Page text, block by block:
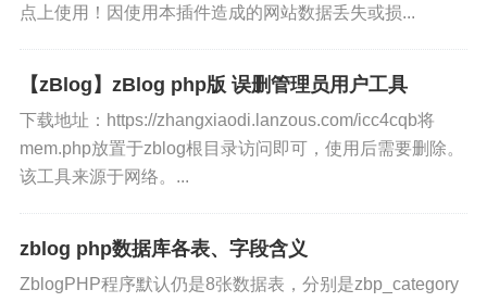
点上使用！因使用本插件造成的网站数据丢失或损...
【zBlog】zBlog php版 误删管理员用户工具
下载地址：https://zhangxiaodi.lanzous.com/icc4cqb将
mem.php放置于zblog根目录访问即可，使用后需要删除。
该工具来源于网络。...
zblog php数据库各表、字段含义
ZblogPHP程序默认仍是8张数据表，分别是zbp_category